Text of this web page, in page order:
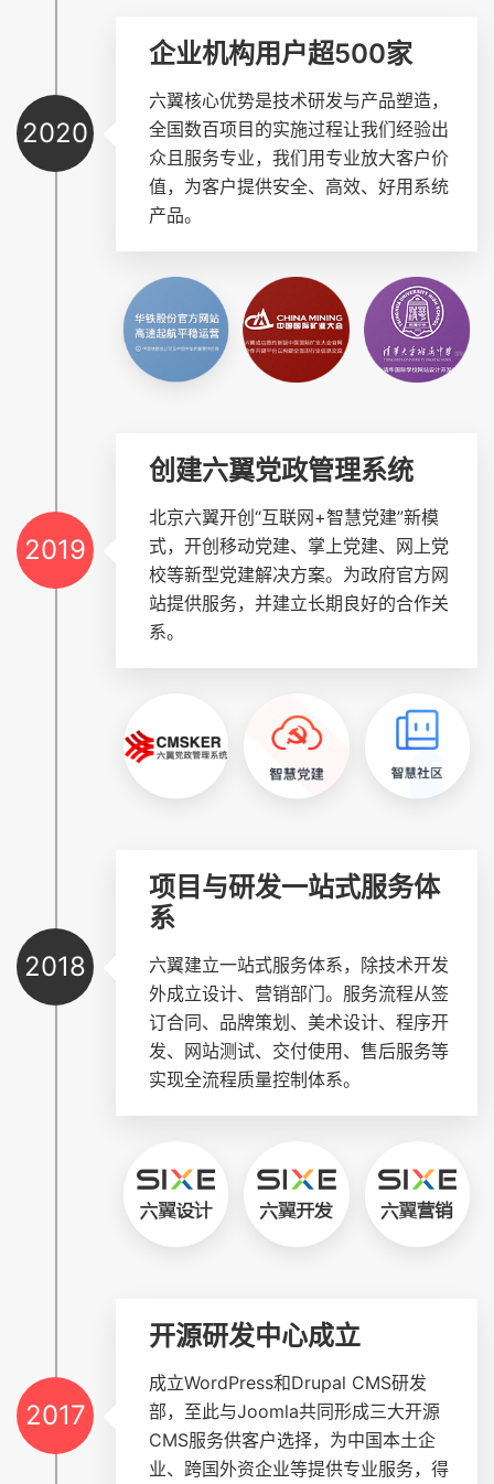
2017
开源研发中心成立
成立WordPress和Drupal CMS研发
部，至此与Joomla共同形成三大开源
CMS服务供客户选择，为中国本土企
业、跨国外资企业等提供专业服务，得
2018
项目与研发一站式服务体
系
六翼建立一站式服务体系，除技术开发
外成立设计、营销部门。服务流程从签
订合同、品牌策划、美术设计、程序开
发、网站测试、交付使用、售后服务等
实现全流程质量控制体系。
2019
创建六翼党政管理系统
北京六翼开创“互联网+智慧党建”新模
式，开创移动党建、掌上党建、网上党
校等新型党建解决方案。为政府官方网
站提供服务，并建立长期良好的合作关
系。
2020
企业机构用户超500家
六翼核心优势是技术研发与产品塑造，
全国数百项目的实施过程让我们经验出
众且服务专业，我们用专业放大客户价
值，为客户提供安全、高效、好用系统
产品。